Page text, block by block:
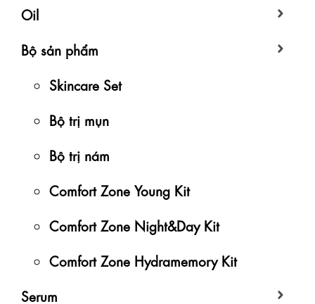
Oil
Bộ sản phẩm
Skincare Set
Bộ trị mụn
Bộ trị nám
Comfort Zone Young Kit
Comfort Zone Night&Day Kit
Comfort Zone Hydramemory Kit
Serum